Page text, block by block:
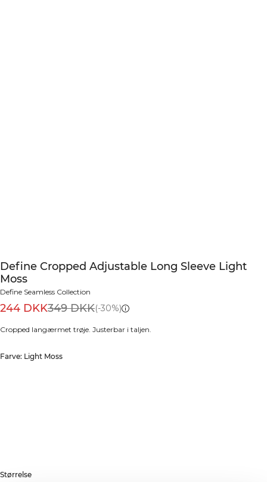
Define Cropped Adjustable Long Sleeve Light
Moss
Define Seamless Collection
244 DKK349 DKK(-30%)
Cropped langærmet trøje. Justerbar i taljen.
Farve: Light Moss
Størrelse